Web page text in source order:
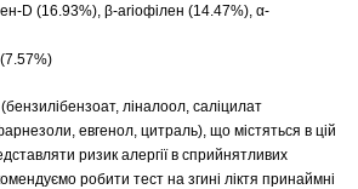
D (16.93%), β-ariофілен (14.47%), α-
ліналоол, саліцилат
евгенол, цитраль), що містяться в цій
ризик алергії в сприйнятливих
робити тест на згині ліктя принаймні